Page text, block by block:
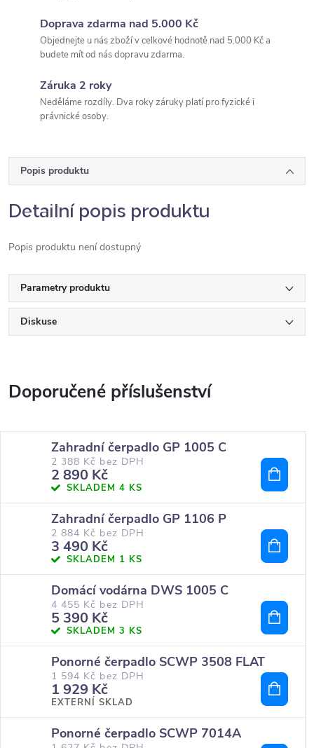
Doprava zdarma nad 5.000 Kč
Objednejte u nás zboží v celkové hodnotě nad 5.000 Kč a
budete mít od nás dopravu zdarma.
Záruka 2 roky
Neděláme rozdíly. Dva roky záruky platí pro fyzické i
právnické osoby.
Popis produktu
Detailní popis produktu
Popis produktu není dostupný
Parametry produktu
Diskuse
Zahradní čerpadlo GP 1005 C
2 388 Kč bez DPH
2 890 Kč
SKLADEM 4 KS
Zahradní čerpadlo GP 1106 P
2 884 Kč bez DPH
3 490 Kč
SKLADEM 1 KS
Domácí vodárna DWS 1005 C
4 455 Kč bez DPH
5 390 Kč
SKLADEM 3 KS
Ponorné čerpadlo SCWP 3508 FLAT
1 594 Kč bez DPH
1 929 Kč
EXTERNÍ SKLAD
Ponorné čerpadlo SCWP 7014A